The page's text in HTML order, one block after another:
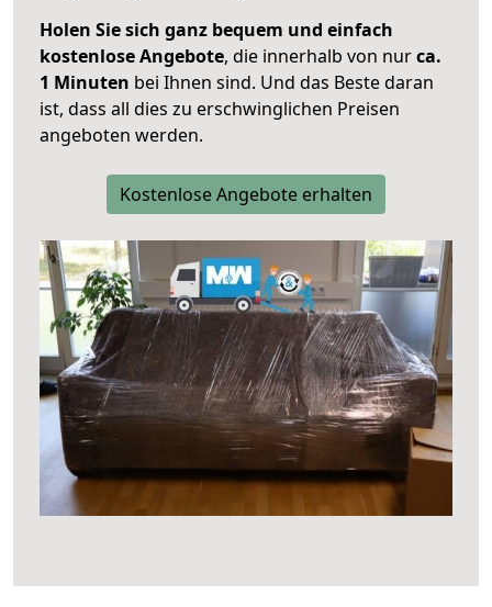
Holen Sie sich ganz bequem und einfach
kostenlose Angebote, die innerhalb von nurca.
1 Minuten bei Ihnen sind. Und das Beste daran
ist, dass all dies zu erschwinglichen Preisen
angeboten werden.
Kostenlose Angebote erhalten